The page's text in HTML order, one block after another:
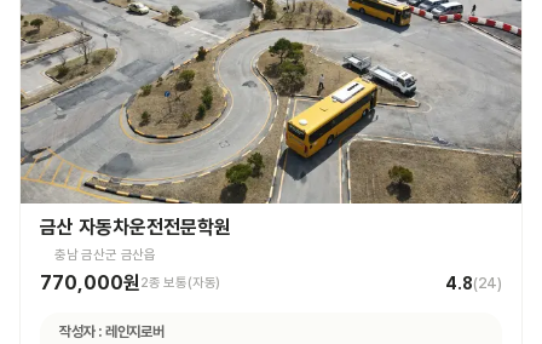
금산 자동차운전전문학원
충남 금산군 금산읍
770,000원2종 보통(자동) 4.8(24)
작성자 : 레인지로버